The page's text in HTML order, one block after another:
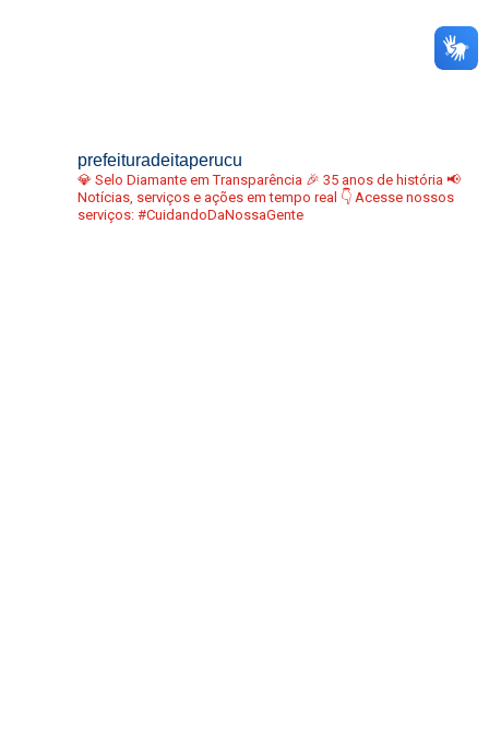
prefeituradeitaperucu
💎 Selo Diamante em Transparência 🎉 35 anos de história 📢
Notícias, serviços e ações em tempo real 👇 Acesse nossos
serviços: #CuidandoDaNossaGente